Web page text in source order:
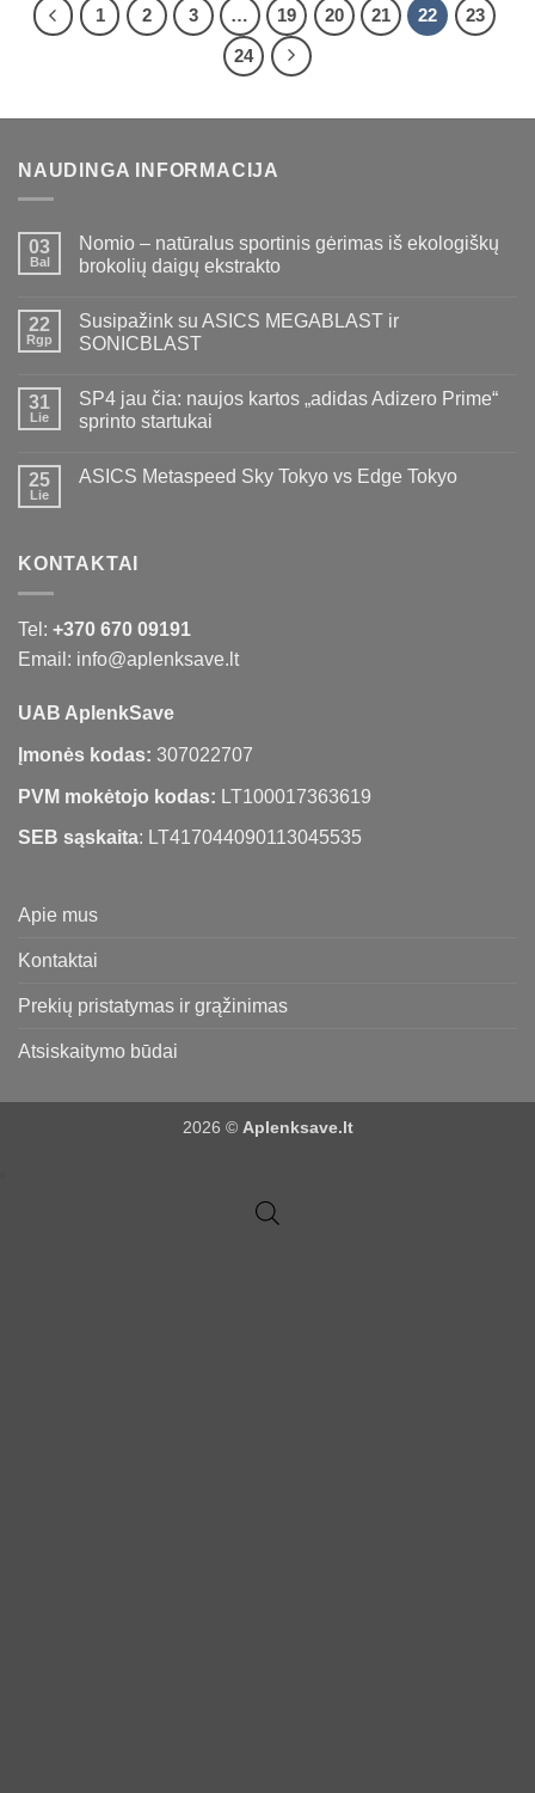
1 2 3 … 19 20 21 22
23
24
NAUDINGA INFORMACIJA
03
Bal
Nomio – natūralus sportinis gėrimas iš ekologiškų
brokolių daigų ekstrakto
22
Rgp
Susipažink su ASICS MEGABLAST ir
SONICBLAST
31
Lie
SP4 jau čia: naujos kartos „adidas Adizero Prime“
sprinto startukai
25
Lie
ASICS Metaspeed Sky Tokyo vs Edge Tokyo
KONTAKTAI
Tel: +370 670 09191
Email: info@aplenksave.lt
UAB AplenkSave
Įmonės kodas: 307022707
PVM mokėtojo kodas: LT100017363619
SEB sąskaita: LT417044090113045535
Apie mus
Kontaktai
Prekių pristatymas ir grąžinimas
Atsiskaitymo būdai
2026 © Aplenksave.lt